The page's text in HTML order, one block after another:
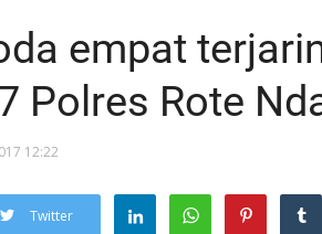
empat
Polres Rote
12:22
Twitter